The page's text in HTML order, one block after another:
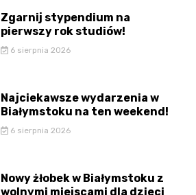
Zgarnij stypendium na
pierwszy rok studiów!
6 sierpnia 2026
Najciekawsze wydarzenia w
Białymstoku na ten weekend!
6 sierpnia 2026
Nowy żłobek w Białymstoku z
wolnymi miejscami dla dzieci